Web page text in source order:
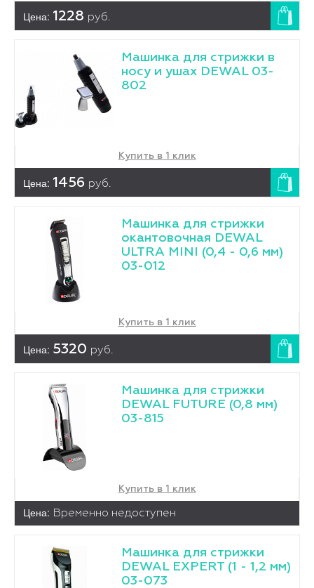
Цена: 1228 руб.
Машинка для стрижки в
носу и ушах DEWAL 03-
802
Купить в 1 клик
Цена: 1456 руб.
Машинка для стрижки
окантовочная DEWAL
ULTRA MINI (0,4 - 0,6 мм)
03-012
Купить в 1 клик
Цена: 5320 руб.
Машинка для стрижки
DEWAL FUTURE (0,8 мм)
03-815
Купить в 1 клик
Цена: Временно недоступен
Машинка для стрижки
DEWAL EXPERT (1 - 1,2 мм)
03-073